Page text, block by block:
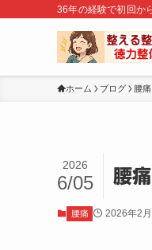
36年の経験で初回か
ホーム ブログ 腰痛
腰
2026
6/05
腰痛 2026年2